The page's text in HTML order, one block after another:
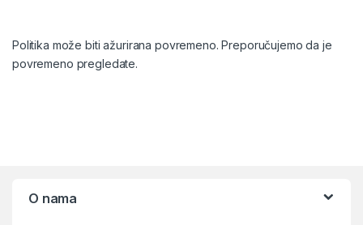
Politika može biti ažurirana povremeno. Preporučujemo da je
povremeno pregledate.
O nama